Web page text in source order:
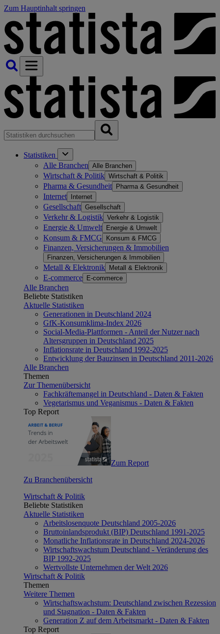
Zum Hauptinhalt springen
Statistiken
Alle Branchen Alle Branchen
Wirtschaft & Politik Wirtschaft & Politik
Pharma & Gesundheit Pharma & Gesundheit
Internet Internet
Gesellschaft Gesellschaft
Verkehr & Logistik Verkehr & Logistik
Energie & Umwelt Energie & Umwelt
Konsum & FMCG Konsum & FMCG
Finanzen, Versicherungen & Immobilien
Finanzen, Versicherungen & Immobilien
Metall & Elektronik Metall & Elektronik
E-commerce E-commerce
Alle Branchen
Beliebte Statistiken
Aktuelle Statistiken
Generationen in Deutschland 2024
GfK-Konsumklima-Index 2026
Social-Media-Plattformen - Anteil der Nutzer nach
Altersgruppen in Deutschland 2025
Inflationsrate in Deutschland 1992-2025
Entwicklung der Bauzinsen in Deutschland 2011-2026
Alle Branchen
Themen
Zur Themenübersicht
Fachkräftemangel in Deutschland - Daten & Fakten
Vegetarismus und Veganismus - Daten & Fakten
Top Report
Zum Report
Zu Branchenübersicht
Wirtschaft & Politik
Beliebte Statistiken
Aktuelle Statistiken
Arbeitslosenquote Deutschland 2005-2026
Bruttoinlandsprodukt (BIP) Deutschland 1991-2025
Monatliche Inflationsrate in Deutschland 2024-2026
Wirtschaftswachstum Deutschland - Veränderung des
BIP 1992-2025
Wertvollste Unternehmen der Welt 2026
Wirtschaft & Politik
Themen
Weitere Themen
Wirtschaftswachstum: Deutschland zwischen Rezession
und Stagnation - Daten & Fakten
Generation Z auf dem Arbeitsmarkt - Daten & Fakten
Top Report